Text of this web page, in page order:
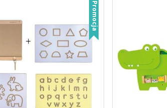
Promocja